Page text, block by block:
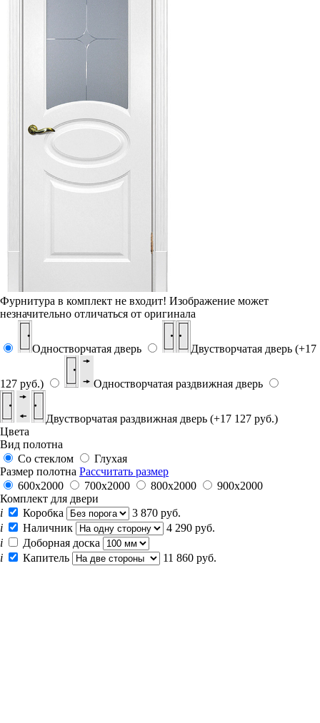
Фурнитура в комплект не входит! Изображение может
незначительно отличаться от оригинала
Одностворчатая дверь Двустворчатая дверь (+17
127 руб.) Одностворчатая раздвижная дверь
Двустворчатая раздвижная дверь (+17 127 руб.)
Цвета
Вид полотна
Со стеклом
Глухая
Размер полотна Рассчитать размер
600x2000
700x2000 800x2000
900x2000
Комплект для двери
i
Коробка
3 870 руб.
i
Наличник
4 290 руб.
i
Доборная доска
i
Капитель 11 860 руб.